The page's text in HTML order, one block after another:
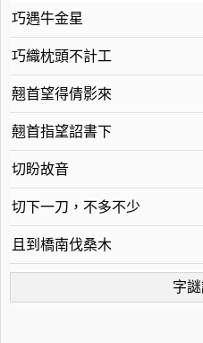
巧遇牛金星
巧織枕頭不計工
翹首望得倩影來
翹首指望詔書下
切盼故音
切下一刀，不多不少
且到橋南伐桑木
字